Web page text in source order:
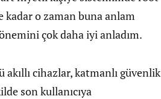
o zaman buna anlam
çok daha iyi anladım.
cihazlar, katmanlı güvenlik
son kullanıcıya